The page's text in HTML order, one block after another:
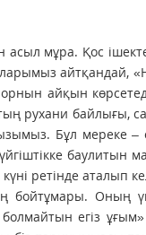
мұра. Қос
айтқандай,
айқын
рухани байлығы,
Бұл мереке –
баулитын
ретінде аталып
бойтұмары. Оның
егіз